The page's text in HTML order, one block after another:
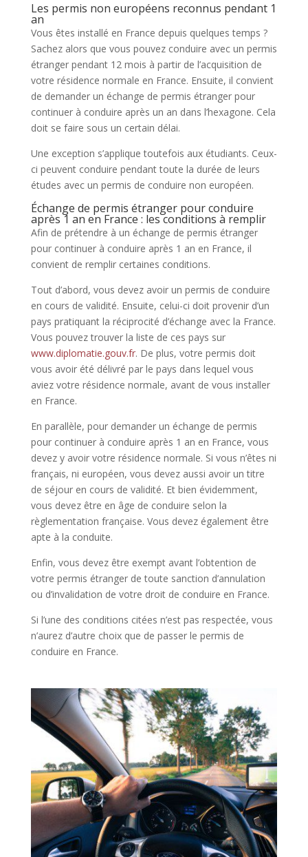
Les permis non européens reconnus pendant 1
an
Vous êtes installé en France depuis quelques temps ?
Sachez alors que vous pouvez conduire avec un permis
étranger pendant 12 mois à partir de l’acquisition de
votre résidence normale en France. Ensuite, il convient
de demander un échange de permis étranger pour
continuer à conduire après un an dans l’hexagone. Cela
doit se faire sous un certain délai.
Une exception s’applique toutefois aux étudiants. Ceux-
ci peuvent conduire pendant toute la durée de leurs
études avec un permis de conduire non européen.
Échange de permis étranger pour conduire
après 1 an en France : les conditions à remplir
Afin de prétendre à un échange de permis étranger
pour continuer à conduire après 1 an en France, il
convient de remplir certaines conditions.
Tout d’abord, vous devez avoir un permis de conduire
en cours de validité. Ensuite, celui-ci doit provenir d’un
pays pratiquant la réciprocité d’échange avec la France.
Vous pouvez trouver la liste de ces pays sur
www.diplomatie.gouv.fr. De plus, votre permis doit
vous avoir été délivré par le pays dans lequel vous
aviez votre résidence normale, avant de vous installer
en France.
En parallèle, pour demander un échange de permis
pour continuer à conduire après 1 an en France, vous
devez y avoir votre résidence normale. Si vous n’êtes ni
français, ni européen, vous devez aussi avoir un titre
de séjour en cours de validité. Et bien évidemment,
vous devez être en âge de conduire selon la
règlementation française. Vous devez également être
apte à la conduite.
Enfin, vous devez être exempt avant l’obtention de
votre permis étranger de toute sanction d’annulation
ou d’invalidation de votre droit de conduire en France.
Si l’une des conditions citées n’est pas respectée, vous
n’aurez d’autre choix que de passer le permis de
conduire en France.